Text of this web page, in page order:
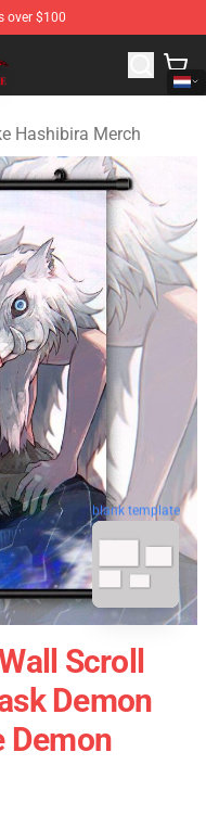
over $100
Kimetsu no Yaiba
Hashibira Merch
blank template
Scroll
Demon
Demon